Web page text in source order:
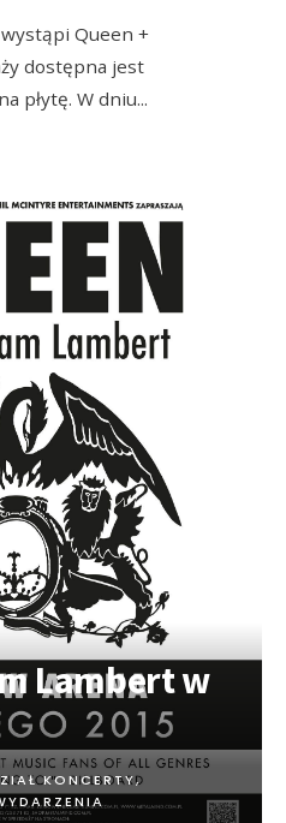
Queen +
dostępna jest
płytę. W dniu...
Lambert w
KONCERTY,